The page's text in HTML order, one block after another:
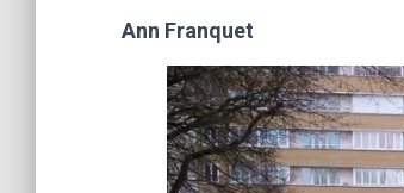
Ann Franquet